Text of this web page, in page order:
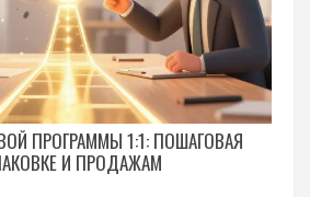
ПРОГРАММЫ 1:1: ПОШАГОВАЯ
И ПРОДАЖАМ